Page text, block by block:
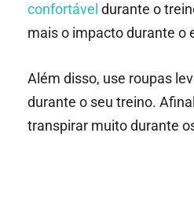
confortável durante o
mais o impacto durante o
Além disso, use roupas
durante o seu treino.
transpirar muito durante